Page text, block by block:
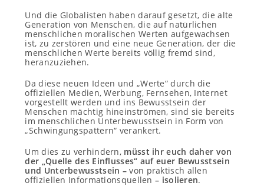
Und die Globalisten haben darauf gesetzt, die alte
Generation von Menschen, die auf natürlichen
menschlichen moralischen Werten aufgewachsen
ist, zu zerstören und eine neue Generation, der die
menschlichen Werte bereits völlig fremd sind,
heranzuziehen.
Da diese neuen Ideen und „Werte“ durch die
offiziellen Medien, Werbung, Fernsehen, Internet
vorgestellt werden und ins Bewusstsein der
Menschen mächtig hineinströmen, sind sie bereits
im menschlichen Unterbewusstsein in Form von
„Schwingungspattern“ verankert.
Um dies zu verhindern, müsst ihr euch daher von
der „Quelle des Einflusses“ auf euer Bewusstsein
und Unterbewusstsein – von praktisch allen
offiziellen Informationsquellen – isolieren.